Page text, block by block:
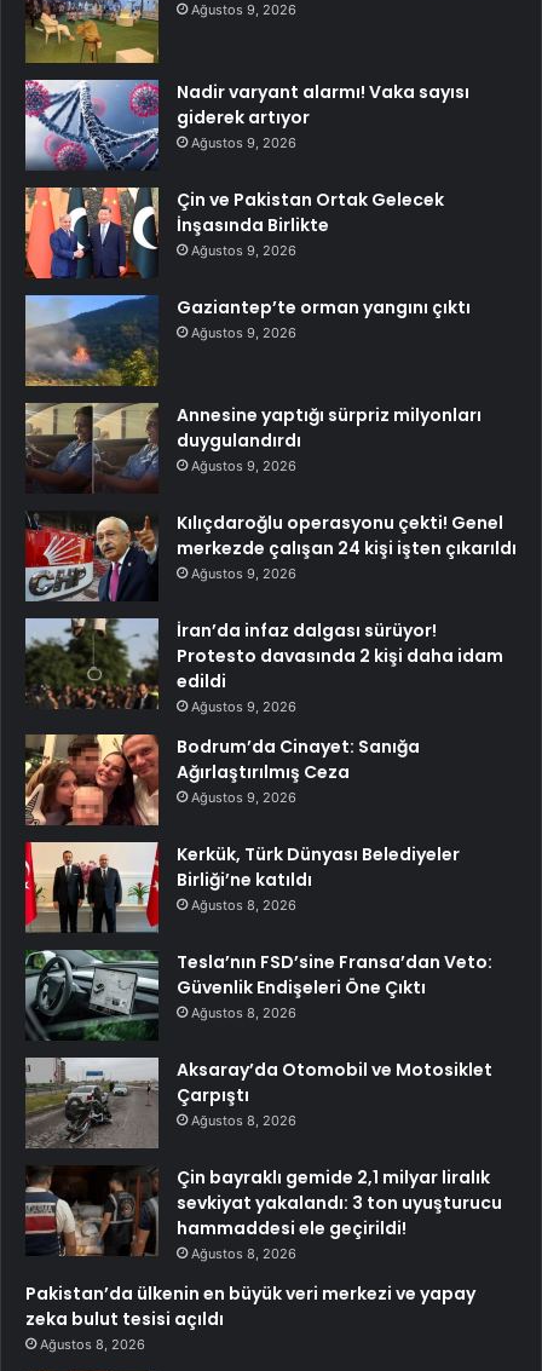
Ağustos 9, 2026
Nadir varyant alarmı! Vaka sayısı
giderek artıyor
Ağustos 9, 2026
Çin ve Pakistan Ortak Gelecek
İnşasında Birlikte
Ağustos 9, 2026
Gaziantep’te orman yangını çıktı
Ağustos 9, 2026
Annesine yaptığı sürpriz milyonları
duygulandırdı
Ağustos 9, 2026
Kılıçdaroğlu operasyonu çekti! Genel
merkezde çalışan 24 kişi işten çıkarıldı
Ağustos 9, 2026
İran’da infaz dalgası sürüyor!
Protesto davasında 2 kişi daha idam
edildi
Ağustos 9, 2026
Bodrum’da Cinayet: Sanığa
Ağırlaştırılmış Ceza
Ağustos 9, 2026
Kerkük, Türk Dünyası Belediyeler
Birliği’ne katıldı
Ağustos 8, 2026
Tesla’nın FSD’sine Fransa’dan Veto:
Güvenlik Endişeleri Öne Çıktı
Ağustos 8, 2026
Aksaray’da Otomobil ve Motosiklet
Çarpıştı
Ağustos 8, 2026
Çin bayraklı gemide 2,1 milyar liralık
sevkiyat yakalandı: 3 ton uyuşturucu
hammaddesi ele geçirildi!
Ağustos 8, 2026
Pakistan’da ülkenin en büyük veri merkezi ve yapay
zeka bulut tesisi açıldı
Ağustos 8, 2026